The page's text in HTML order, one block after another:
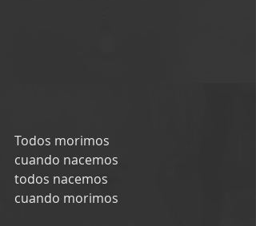
Todos morimos
cuando nacemos
todos nacemos
cuando morimos